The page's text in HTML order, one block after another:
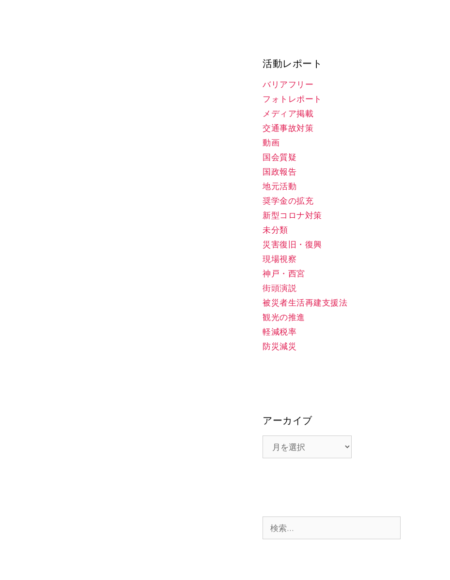
活動レポート
バリアフリー
フォトレポート
メディア掲載
交通事故対策
動画
国会質疑
国政報告
地元活動
奨学金の拡充
新型コロナ対策
未分類
災害復旧・復興
現場視察
神戸・西宮
街頭演説
被災者生活再建支援法
観光の推進
軽減税率
防災減災
アーカイブ
索: